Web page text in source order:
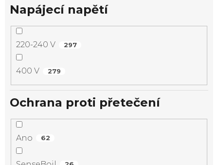
Napájecí napětí
220-240 V 297
400 V 279
Ochrana proti přetečení
Ano 62